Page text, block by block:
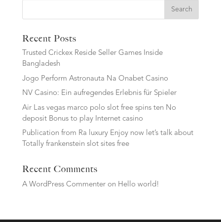
Search
Recent Posts
Trusted Crickex Reside Seller Games Inside
Bangladesh
Jogo Perform Astronauta Na Onabet Casino
NV Casino: Ein aufregendes Erlebnis für Spieler
Air Las vegas marco polo slot free spins ten No
deposit Bonus to play Internet casino
Publication from Ra luxury Enjoy now let’s talk about
Totally frankenstein slot sites free
Recent Comments
A WordPress Commenteron Hello world!